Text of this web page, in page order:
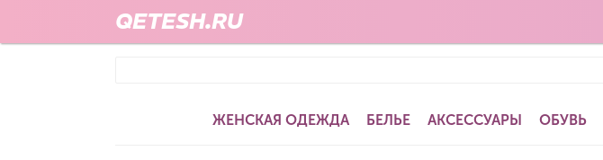
QETESH.RU
ЖЕНСКАЯ ОДЕЖДА БЕЛЬЕ АКСЕССУАРЫ ОБУВЬ